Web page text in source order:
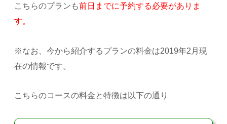
こちらのプランも前日までに予約する必要がありま
す。
※なお、今から紹介するプランの料金は2019年2月現
在の情報です。
こちらのコースの料金と特徴は以下の通り